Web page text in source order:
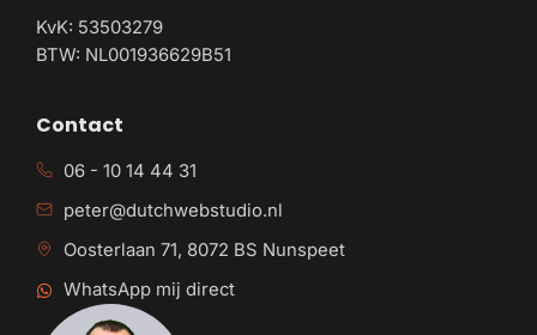
KvK: 53503279
BTW: NL001936629B51
Contact
06 - 10 14 44 31
peter@dutchwebstudio.nl
Oosterlaan 71, 8072 BS Nunspeet
WhatsApp mij direct